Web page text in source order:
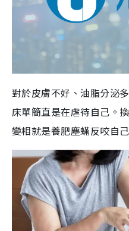
對於皮膚不好、油脂分泌
床單簡直是在虐待自己。
變相就是養肥塵蟎反咬自己